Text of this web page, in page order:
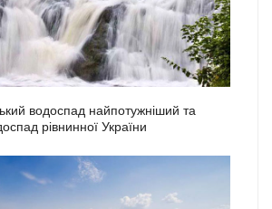
водоспад найпотужніший та
рівнинної України